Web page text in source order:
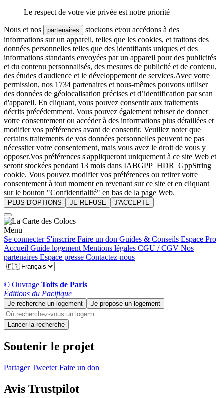
Le respect de votre vie privée est notre priorité
Nous et nos partenaires
stockons et/ou accédons à des
informations sur un appareil, telles que les cookies, et traitons des
données personnelles telles que des identifiants uniques et des
informations standards envoyées par un appareil pour des publicités
et du contenu personnalisés, des mesures de publicité et de contenu,
des études d'audience et le développement de services.Avec votre
permission, nos 1734 partenaires et nous-mêmes pouvons utiliser
des données de géolocalisation précises et d’identification par scan
d'appareil. En cliquant, vous pouvez consentir aux traitements
décrits précédemment. Vous pouvez également refuser de donner
votre consentement ou accéder à des informations plus détaillées et
modifier vos préférences avant de consentir. Veuillez noter que
certains traitements de vos données personnelles peuvent ne pas
nécessiter votre consentement, mais vous avez le droit de vous y
opposer.Vos préférences s'appliqueront uniquement à ce site Web et
seront stockées pendant 13 mois dans IABGPP_HDR_GppString
cookie. Vous pouvez modifier vos préférences ou retirer votre
consentement à tout moment en revenant sur ce site et en cliquant
sur le bouton "Confidentialité" en bas de la page Web.
PLUS D'OPTIONS JE REFUSE J'ACCEPTE
Menu
Se connecter S'inscrire Faire un don Guides & Conseils Espace Pro
Accueil Guide logement Mentions légales CGU / CGV Nos
partenaires Espace presse Contactez-nous
© Ouvrage Toits de Paris
Éditions du Pacifique
Je recherche un logement Je propose un logement
Lancer la recherche
Soutenir le projet
PartagerTweeterFaire un don
Avis Trustpilot